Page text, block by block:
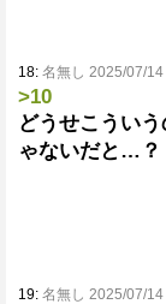
18: 名無し 2025/07/
>10
どうせこうい
ゃないだと…？
19: 名無し 2025/07/